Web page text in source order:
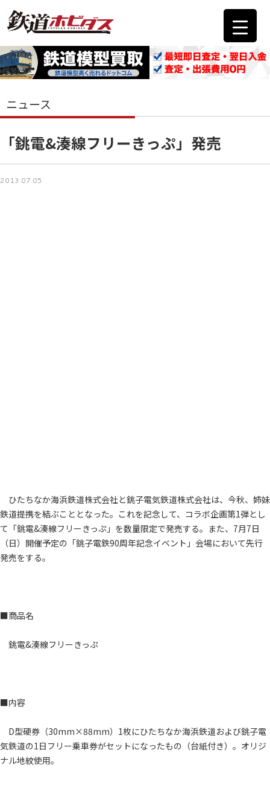
ニュース
「銚電&湊線フリーきっぷ」発売
2013.07.05
ひたちなか海浜鉄道株式会社と銚子電気鉄道株式会社は、今秋、姉妹
鉄道提携を結ぶこととなった。これを記念して、コラボ企画第1弾とし
て「銚電&湊線フリーきっぷ」を数量限定で発売する。また、7月7日
（日）開催予定の「銚子電鉄90周年記念イベント」会場において先行
発売をする。
■商品名
銚電&湊線フリーきっぷ
■内容
D型硬券（30mm×88mm）1枚にひたちなか海浜鉄道および銚子電
気鉄道の1日フリー乗車券がセットになったもの（台紙付き）。オリジ
ナル地紋使用。